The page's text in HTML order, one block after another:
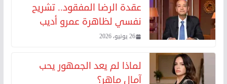
عقدة الرضا المفقود.. تشريح
نفسي لظاهرة عمرو أديب
26 يونيو، 2026
لماذا لم يعد الجمهور يحب
آمال ماهر؟